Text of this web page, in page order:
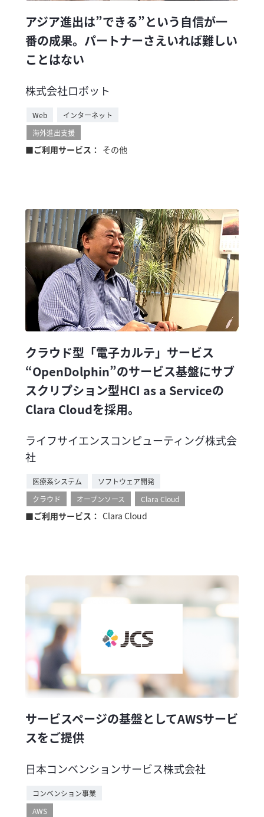
アジア進出は”できる”という自信が一
番の成果。パートナーさえいれば難しい
ことはない
株式会社ロボット
Web
インターネット
海外進出支援
■ご利用サービス： その他
クラウド型「電子カルテ」サービス
“OpenDolphin”のサービス基盤にサブ
スクリプション型HCI as a Serviceの
Clara Cloudを採用。
ライフサイエンスコンピューティング株式会
社
医療系システム
ソフトウェア開発
クラウド
オープンソース Clara Cloud
■ご利用サービス： Clara Cloud
サービスページの基盤としてAWSサービ
スをご提供
日本コンベンションサービス株式会社
コンベンション事業
AWS